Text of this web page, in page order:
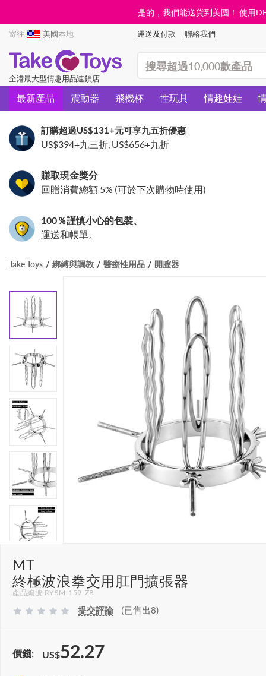
是的，我們能送貨到美國！ 使用
寄往 美國本地 運送及付款 聯絡我們
全港最大型情趣用品連鎖店
最新產品 震動器 飛機杯 性玩具 情趣娃娃
訂購超過US$131+元可享九五折優惠
US$394+九三折, US$656+九折
賺取現金獎分
回贈消費總額 5% (可於下次購物時使用)
100％謹慎小心的包裝、
運送和帳單。
Take Toys 綁縛與調教 醫療性用品 開膣器
MT
終極波浪拳交用肛門擴張器
產品編號 RYSM-159-ZB
提交評論 (已售出8)
價錢: US$52.27